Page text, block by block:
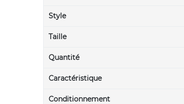
Style
Taille
Quantité
Caractéristique
Conditionnement